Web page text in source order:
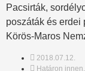
Pacsirták,
poszáták és erdei
Körös-Maros
2018.07.12.
Határon innen